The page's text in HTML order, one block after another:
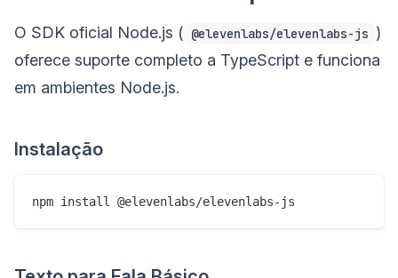
O SDK oficial Node.js ( @elevenlabs/elevenlabs-js )
oferece suporte completo a TypeScript e funciona
em ambientes Node.js.
Instalação